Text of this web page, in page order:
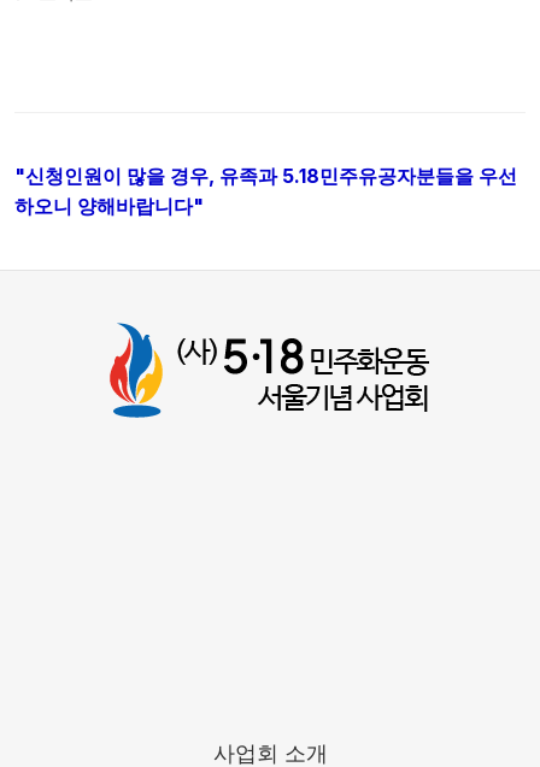
"신청인원이 많을 경우, 유족과 5.18민주유공자분들을 우선
하오니 양해바랍니다"
사업회 소개